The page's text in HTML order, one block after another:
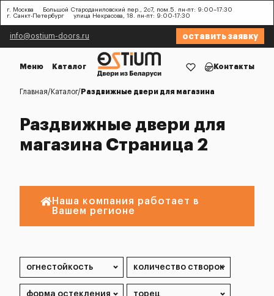
г. Москва
Большой Староданиловский пер., 2с7, пом.5. пн-пт: 9:00–17:30
г. Санкт-Петербург
улица Некрасова, 18. пн-пт: 9:00-17:30
info@ostium-doors.ru оставить заявку
Меню Каталог Контакты
Главная Каталог Раздвижные двери для магазина
Раздвижные двери для
магазина Страница 2
Наша компания работает в
Вашем регионе